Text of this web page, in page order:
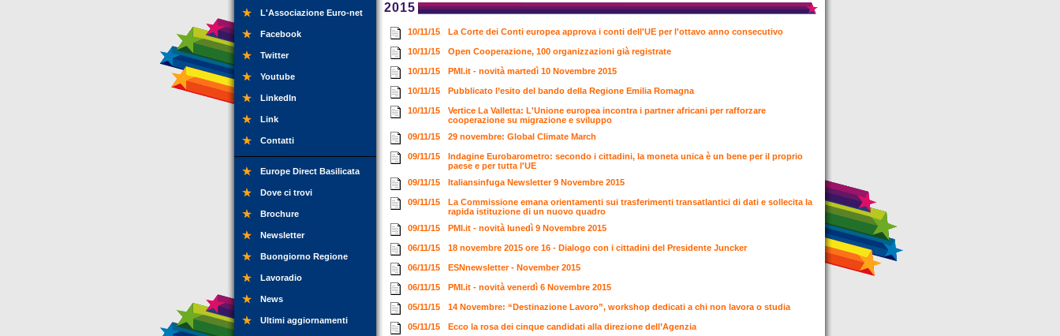
L'Associazione Euro-net
Facebook
Twitter
Youtube
LinkedIn
Link
Contatti
Europe Direct Basilicata
Dove ci trovi
Brochure
Newsletter
Buongiorno Regione
Lavoradio
News
Ultimi aggiornamenti
2015
10/11/15 La Corte dei Conti europea approva i conti dell'UE per l'ottavo anno consecutivo
10/11/15 Open Cooperazione, 100 organizzazioni già registrate
10/11/15 PMI.it - novità martedì 10 Novembre 2015
10/11/15 Pubblicato l’esito del bando della Regione Emilia Romagna
10/11/15
Vertice La Valletta: L'Unione europea incontra i partner africani per rafforzare
cooperazione su migrazione e sviluppo
09/11/15
29 novembre: Global Climate March
09/11/15
Indagine Eurobarometro: secondo i cittadini, la moneta unica è un bene per il proprio
paese e per tutta l'UE
09/11/15
Italiansinfuga Newsletter 9 Novembre 2015
09/11/15
La Commissione emana orientamenti sui trasferimenti transatlantici di dati e sollecita la
rapida istituzione di un nuovo quadro
09/11/15
PMI.it - novità lunedì 9 Novembre 2015
06/11/15 18 novembre 2015 ore 16 - Dialogo con i cittadini del Presidente Juncker
06/11/15 ESNnewsletter - November 2015
06/11/15 PMI.it - novità venerdì 6 Novembre 2015
05/11/15 14 Novembre: “Destinazione Lavoro”, workshop dedicati a chi non lavora o studia
05/11/15 Ecco la rosa dei cinque candidati alla direzione dell’Agenzia